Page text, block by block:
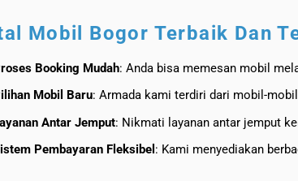
Mobil Bogor Terbaik Dan
Booking Mudah: Anda bisa memesan mobil
Mobil Baru: Armada kami terdiri dari mobil-
Antar Jemput: Nikmati layanan antar jemput
Pembayaran Fleksibel : Kami menyediakan